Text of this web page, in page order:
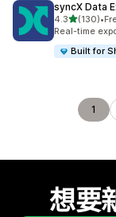
syncX Data
4.3滿分 5 顆星
(130)
共有 130 則評價
•
Real-time
Built for
1
想要